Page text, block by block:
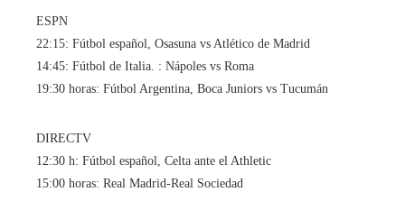
ESPN
22:15: Fútbol español, Osasuna vs Atlético de Madrid
14:45: Fútbol de Italia. : Nápoles vs Roma
19:30 horas: Fútbol Argentina, Boca Juniors vs Tucumán
DIRECTV
12:30 h: Fútbol español, Celta ante el Athletic
15:00 horas: Real Madrid-Real Sociedad